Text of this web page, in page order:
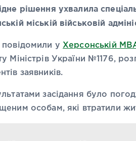
рішення ухвалила
міській військовій
повідомили у Херсонській
Міністрів України №1176,
заявників.
засідання було
особам, які втратили